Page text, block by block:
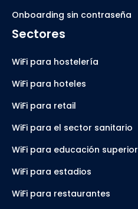
Onboarding sin contraseña
Sectores
WiFi para hostelería
WiFi para hoteles
WiFi para retail
WiFi para el sector sanitario
WiFi para educación superior
WiFi para estadios
WiFi para restaurantes